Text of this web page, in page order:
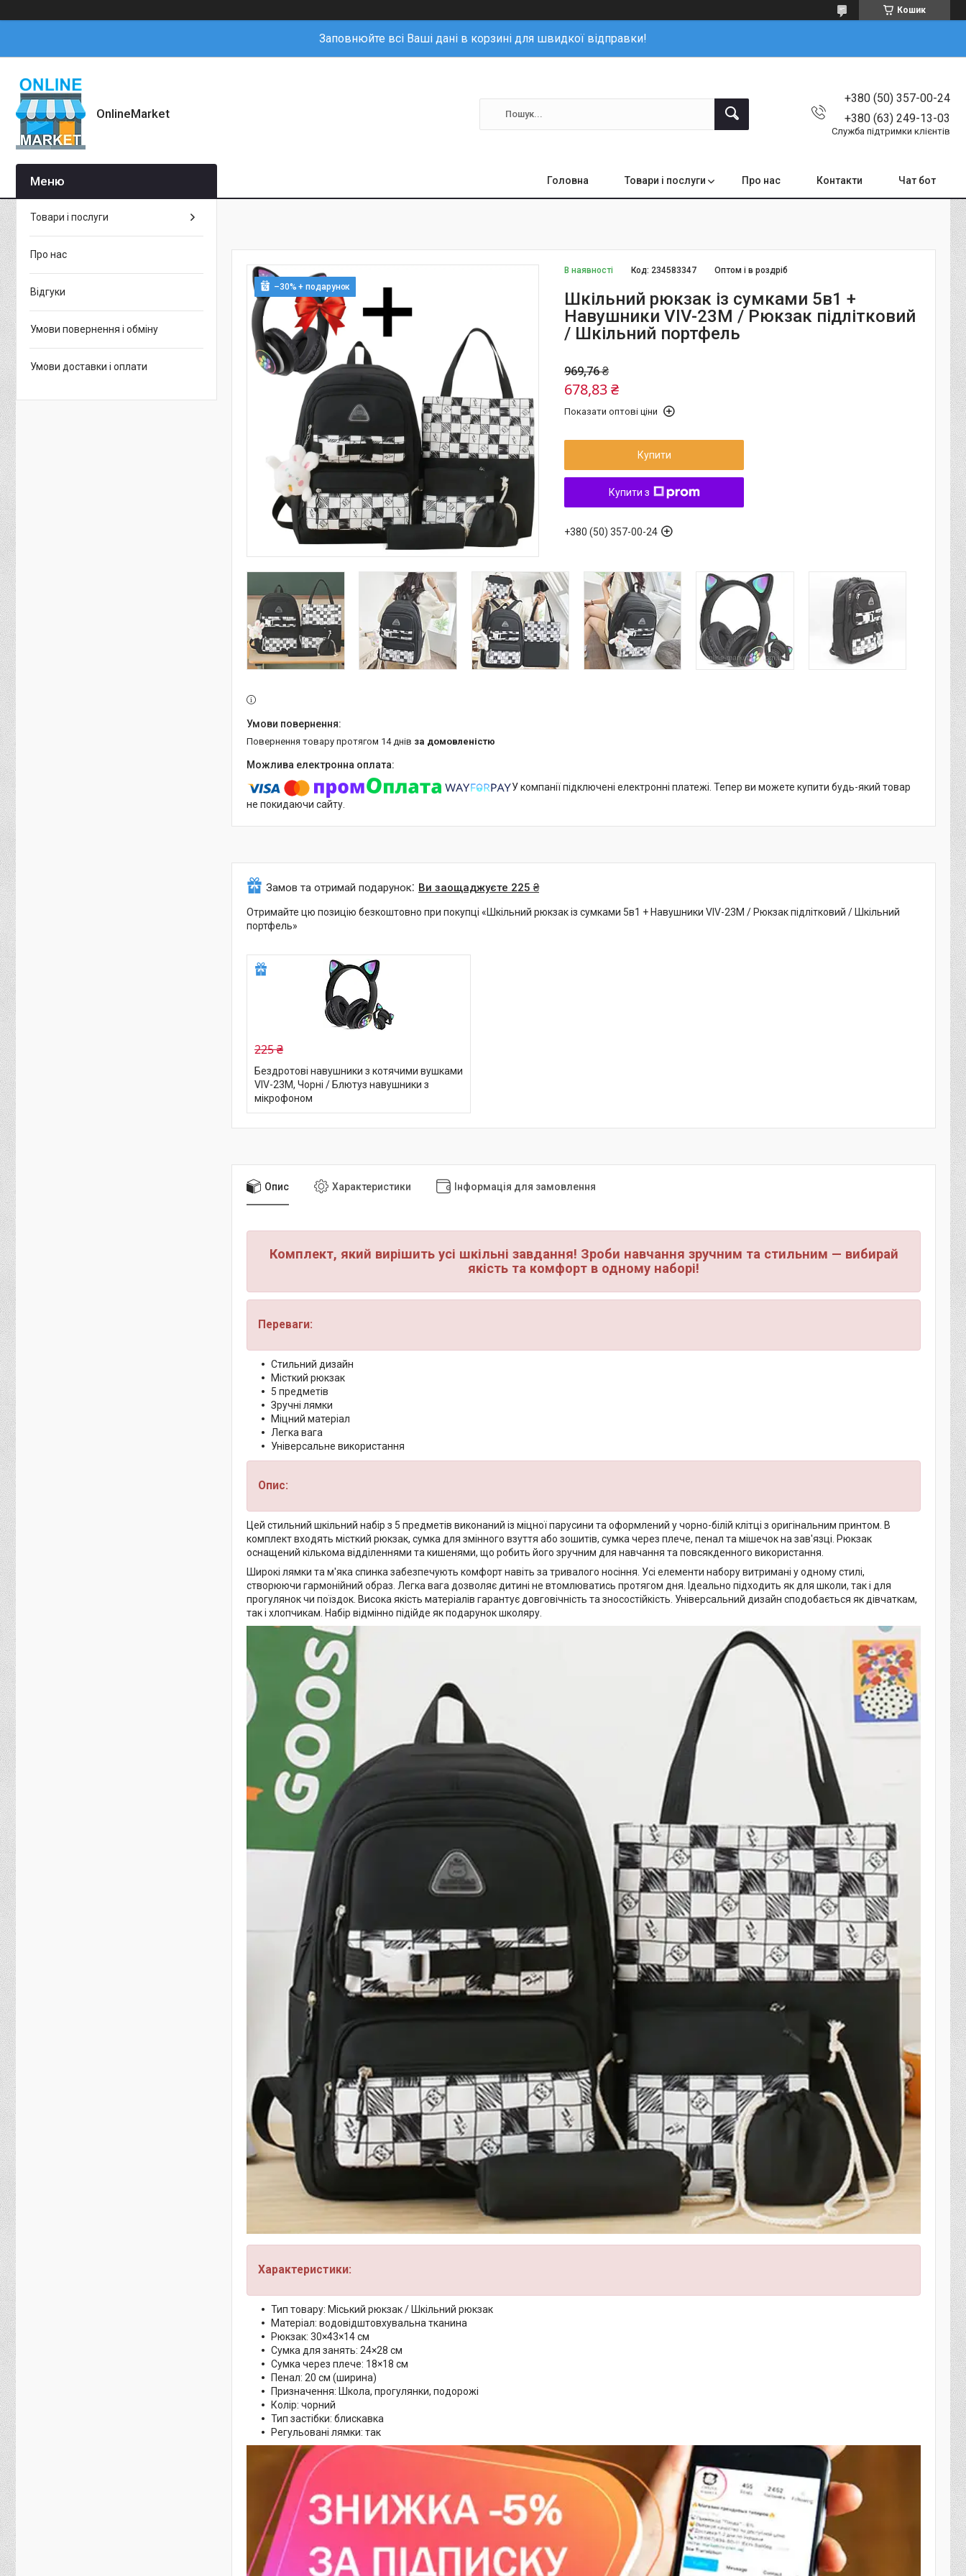
Кошик
Заповнюйте всі Ваші дані в корзині для швидкої відправки!
OnlineMarket
+380 (50) 357-00-24
+380 (63) 249-13-03
Служба підтримки клієнтів
Головна Товари і послуги Про нас Контакти Чат бот
–30%
В наявності Оптом і в роздріб
Код: 234583347
Шкільний рюкзак із сумками 5в1 +
Навушники VIV-23M / Рюкзак підлітковий
/ Шкільний портфель
969,76 ₴
678,83 ₴
Показати оптові ціни
Купити
Купити з
+380 (50) 357-00-24
повернення товару протягом 14 днів за домовленістю
У компанії підключені електронні платежі. Тепер ви можете купити будь-який товар
не покидаючи сайту.
Замов та отримай подарунок Ви заощаджуєте 225 ₴
Отримайте цю позицію безкоштовно при покупці «Шкільний рюкзак із сумками 5в1 + Навушники VIV-23M / Рюкзак підлітковий / Шкільний
портфель»
225 ₴
Бездротові навушники з котячими вушками
VIV-23M, Чорні / Блютуз навушники з
мікрофоном
Опис Характеристики Інформація для замовлення
Комплект, який вирішить усі шкільні завдання! Зроби навчання зручним та стильним — вибирай
якість та комфорт в одному наборі!
Переваги:
Стильний дизайн
Місткий рюкзак
5 предметів
Зручні лямки
Міцний матеріал
Легка вага
Універсальне використання
Опис:
Цей стильний шкільний набір з 5 предметів виконаний із міцної парусини та оформлений у чорно-білій клітці з оригінальним принтом. В
комплект входять місткий рюкзак, сумка для змінного взуття або зошитів, сумка через плече, пенал та мішечок на зав'язці. Рюкзак
оснащений кількома відділеннями та кишенями, що робить його зручним для навчання та повсякденного використання.
Широкі лямки та м'яка спинка забезпечують комфорт навіть за тривалого носіння. Усі елементи набору витримані у одному стилі,
створюючи гармонійний образ. Легка вага дозволяє дитині не втомлюватись протягом дня. Ідеально підходить як для школи, так і для
прогулянок чи поїздок. Висока якість матеріалів гарантує довговічність та зносостійкість. Універсальний дизайн сподобається як дівчаткам,
так і хлопчикам. Набір відмінно підійде як подарунок школяру.
Характеристики:
Тип товару: Міський рюкзак / Шкільний рюкзак
Матеріал: водовідштовхувальна тканина
Рюкзак: 30×43×14 см
Сумка для занять: 24×28 см
Сумка через плече: 18×18 см
Пенал: 20 см (ширина)
Призначення: Школа, прогулянки, подорожі
Колір: чорний
Тип застібки: блискавка
Регульовані лямки: так
Товари і послуги
Про нас
Відгуки
Умови повернення і обміну
Умови доставки і оплати